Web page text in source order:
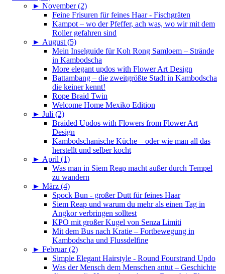
► November (2)
Feine Frisuren für feines Haar - Fischgräten
Kampot – wo der Pfeffer, ach was, wo wir mit dem
Roller gefahren sind
► August (5)
Mein Inselguide für Koh Rong Samloem – Strände
in Kambodscha
More elegant updos with Flower Art Design
Battambang – die zweitgrößte Stadt in Kambodscha
die keiner kennt!
Rope Braid Twin
Welcome Home Mexiko Edition
► Juli (2)
Braided Updos with Flowers from Flower Art
Design
Kambodschanische Küche – oder wie man all das
herstellt und selber kocht
► April (1)
Was man in Siem Reap macht außer durch Tempel
zu wandern
► März (4)
Spock Bun - großer Dutt für feines Haar
Siem Reap und warum du mehr als einen Tag in
Angkor verbringen solltest
KPO mit großer Kugel von Senza Limiti
Mit dem Bus nach Kratie – Fortbewegung in
Kambodscha und Flussdelfine
► Februar (2)
Simple Elegant Hairstyle - Round Fourstrand Updo
Was der Mensch dem Menschen antut – Geschichte